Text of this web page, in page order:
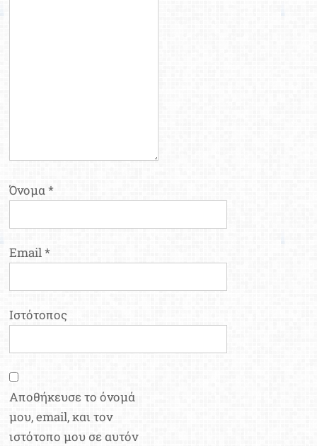
Όνομα*
Email*
Ιστότοπος
Αποθήκευσε το όνομά
μου, email, και τον
ιστότοπο μου σε αυτόν